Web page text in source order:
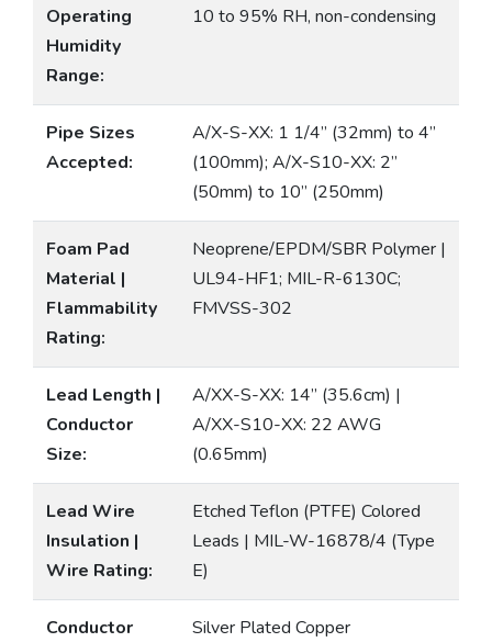
Operating
Humidity
Range:
10 to 95% RH, non-condensing
Pipe Sizes
Accepted:
A/X-S-XX: 1 1/4” (32mm) to 4”
(100mm); A/X-S10-XX: 2”
(50mm) to 10” (250mm)
Foam Pad
Material |
Flammability
Rating:
Neoprene/EPDM/SBR Polymer |
UL94-HF1; MIL-R-6130C;
FMVSS-302
Lead Length |
Conductor
Size:
A/XX-S-XX: 14” (35.6cm) |
A/XX-S10-XX: 22 AWG
(0.65mm)
Lead Wire
Insulation |
Wire Rating:
Etched Teflon (PTFE) Colored
Leads | MIL-W-16878/4 (Type
E)
Conductor
Silver Plated Copper